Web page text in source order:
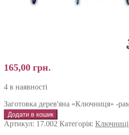
165,00 грн.
4 в наявності
Заготовка дерев'яна «Ключниця» -
Додати в кошик
Артикул: 17.002 Категорія: Ключниці